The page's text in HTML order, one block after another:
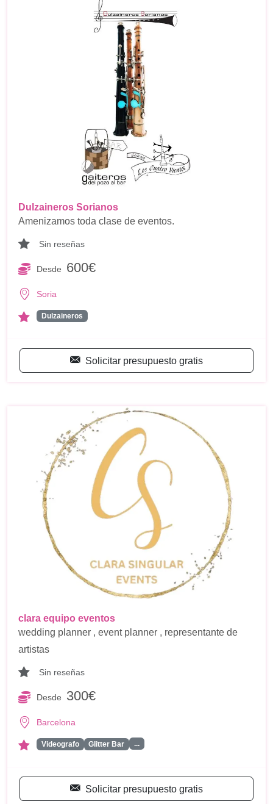
Dulzaineros Sorianos
Amenizamos toda clase de eventos.
Sin reseñas
Desde 600€
Soria
Dulzaineros
Solicitar presupuesto gratis
clara equipo eventos
wedding planner , event planner , representante de
artistas
Sin reseñas
Desde 300€
Barcelona
Videografo Glitter Bar ...
Solicitar presupuesto gratis